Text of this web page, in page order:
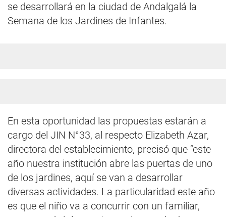
se desarrollará en la ciudad de Andalgalá la
Semana de los Jardines de Infantes.
En esta oportunidad las propuestas estarán a
cargo del JIN N°33, al respecto Elizabeth Azar,
directora del establecimiento, precisó que “este
año nuestra institución abre las puertas de uno
de los jardines, aquí se van a desarrollar
diversas actividades. La particularidad este año
es que el niño va a concurrir con un familiar,